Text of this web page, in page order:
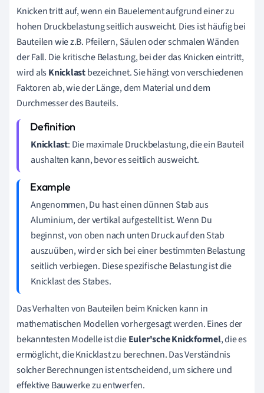
Knicken tritt auf, wenn ein Bauelement aufgrund einer zu
hohen Druckbelastung seitlich ausweicht. Dies ist häufig bei
Bauteilen wie z.B. Pfeilern, Säulen oder schmalen Wänden
der Fall. Die kritische Belastung, bei der das Knicken eintritt,
wird alsKnicklastbezeichnet. Sie hängt von verschiedenen
Faktoren ab, wie der Länge, dem Material und dem
Durchmesser des Bauteils.
Knicklast: Die maximale Druckbelastung, die ein Bauteil
aushalten kann, bevor es seitlich ausweicht.
Angenommen, Du hast einen dünnen Stab aus
Aluminium, der vertikal aufgestellt ist. Wenn Du
beginnst, von oben nach unten Druck auf den Stab
auszuüben, wird er sich bei einer bestimmten Belastung
seitlich verbiegen. Diese spezifische Belastung ist die
Knicklast des Stabes.
Das Verhalten von Bauteilen beim Knicken kann in
mathematischen Modellen vorhergesagt werden. Eines der
bekanntesten Modelle ist dieEuler'sche Knickformel, die es
ermöglicht, die Knicklast zu berechnen. Das Verständnis
solcher Berechnungen ist entscheidend, um sichere und
effektive Bauwerke zu entwerfen.